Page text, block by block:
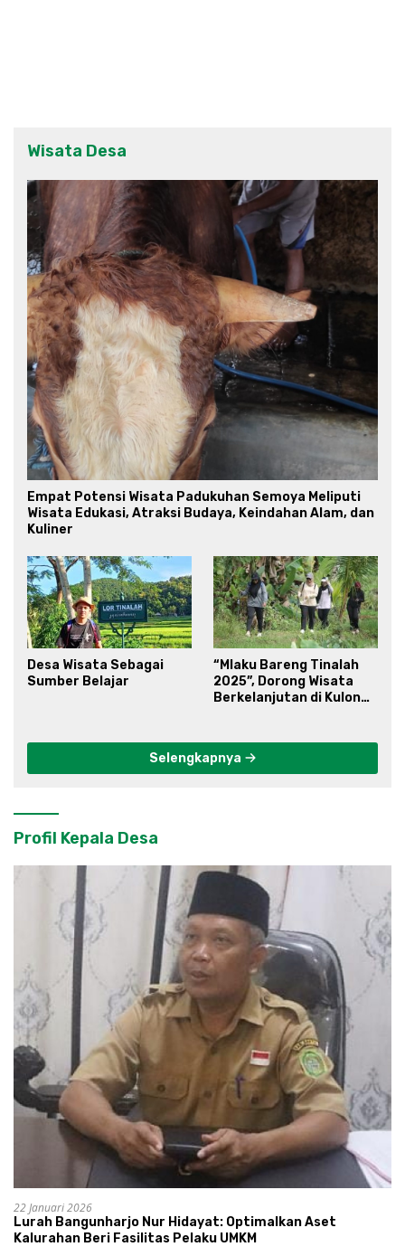
Wisata Desa
Empat Potensi Wisata Padukuhan Semoya Meliputi
Wisata Edukasi, Atraksi Budaya, Keindahan Alam, dan
Kuliner
Desa Wisata Sebagai
Sumber Belajar
“Mlaku Bareng Tinalah
2025”, Dorong Wisata
Berkelanjutan di Kulon
Selengkapnya
Profil Kepala Desa
22 Januari 2026
Lurah Bangunharjo Nur Hidayat: Optimalkan Aset
Kalurahan Beri Fasilitas Pelaku UMKM